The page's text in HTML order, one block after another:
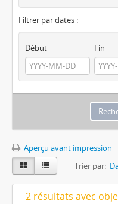
Filtrer par dates :
Début Fin
Aperçu avant impression
Trier par:
2 résultats avec